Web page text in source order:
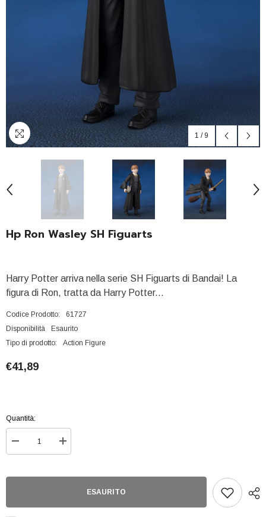
1 / 9
Hp Ron Wasley SH Figuarts
Harry Potter arriva nella serie SH Figuarts di Bandai! La
figura di Ron, tratta da Harry Potter...
Codice Prodotto:
61727
Disponibilità
Esaurito
Tipo di prodotto:
Action Figure
€41,89
Quantità:
Diminuisci
quantità
Figuarts
Aumenta
quantità
Figuarts
ESAURITO